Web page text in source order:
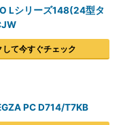
Lシリーズ148(24型タ
して今すぐチェック
PC D714/T7KB